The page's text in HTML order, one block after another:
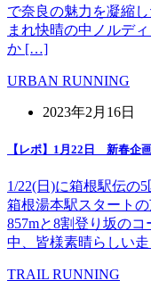
で奈良の魅力を凝縮
まれ快晴の中ノルデ
か […]
URBAN RUNNING
2023年2月16日
【レポ】1月22日 新春企
1/22(日)に箱根駅伝の
箱根湯本駅スタート
857mと8割登り坂の
中、皆様素晴らしい
TRAIL RUNNING